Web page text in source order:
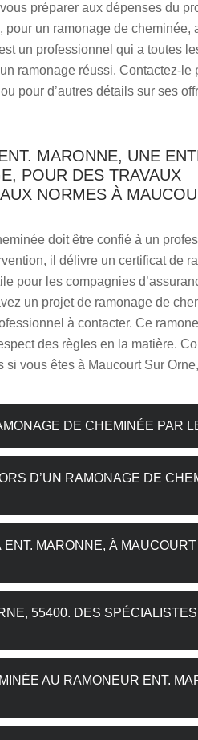
préparer aux dépenses du
pour un ramonage de cheminée,
un professionnel qui a toutes
ramonage réussi. Contactez-le
pour d’autres détails sur ses
MARONNE, UNE
POUR DES TRAVAUX
NORMES À
doit être confié à un
il délivre un certificat de
pour les compagnies
un projet de ramonage de
à contacter. Ce
des règles en la matière.
si vous êtes à Maucourt Sur
DE CHEMINÉE PAR
D’UN RAMONAGE DE
MARONNE, À
55400. DES
AU RAMONEUR ENT.